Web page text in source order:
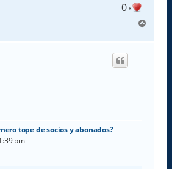
0x
r
tope de socios y abonados?
pm